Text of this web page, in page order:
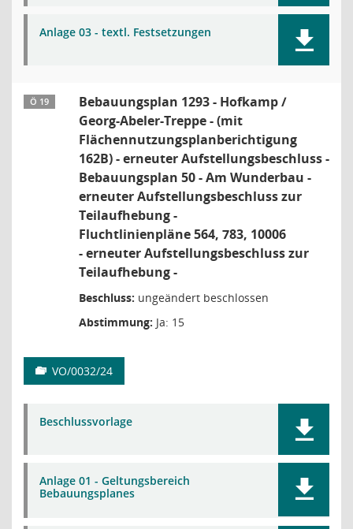
Anlage 03 - textl. Festsetzungen
Ö 19
Bebauungsplan 1293 - Hofkamp /
Georg-Abeler-Treppe - (mit
Flächennutzungsplanberichtigung
162B) - erneuter Aufstellungsbeschluss -
Bebauungsplan 50 - Am Wunderbau -
erneuter Aufstellungsbeschluss zur
Teilaufhebung -
Fluchtlinienpläne 564, 783, 10006
- erneuter Aufstellungsbeschluss zur
Teilaufhebung -
Beschluss: ungeändert beschlossen
Abstimmung: Ja: 15
VO/0032/24
Beschlussvorlage
Anlage 01 - Geltungsbereich
Bebauungsplanes